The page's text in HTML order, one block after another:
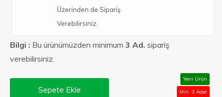
Üzerinden de Sipariş
Verebilirsiniz.
Bilgi : Bu ürünümüzden minimum 3 Ad. sipariş
verebilirsiniz.
Sepete Ekle
Yeni Ürün
Min. 3 Adet